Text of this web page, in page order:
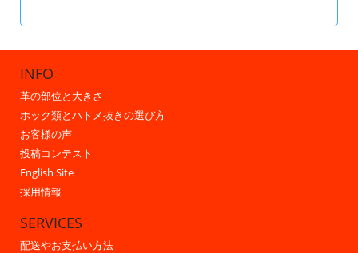
INFO
革の部位と大きさ
ホック類とハトメ抜きの選び方
お客様の声
投稿コンテスト
English Site
採用情報
SERVICES
配送やお支払い方法